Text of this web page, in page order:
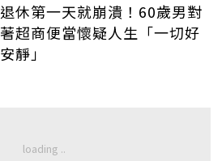
退休第一天就崩潰！60歲男對
著超商便當懷疑人生「一切好
安靜」